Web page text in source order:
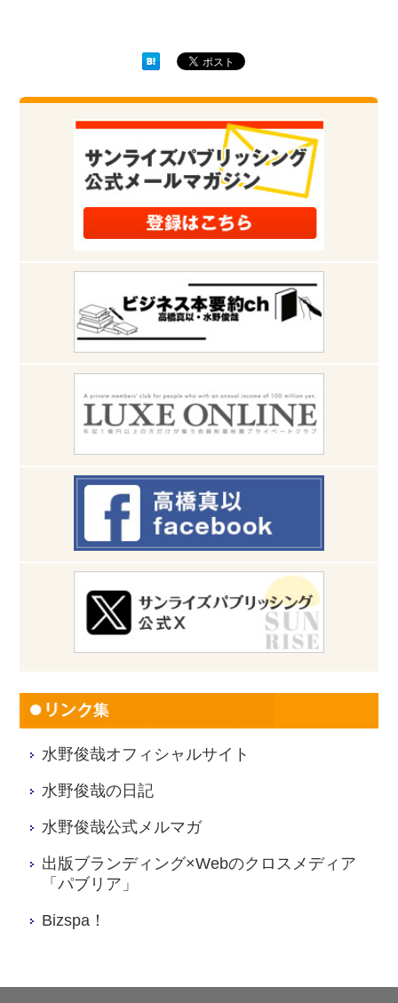
水野俊哉オフィシャルサイト
水野俊哉の日記
水野俊哉公式メルマガ
出版ブランディング×Webのクロスメディア
「パブリア」
Bizspa！